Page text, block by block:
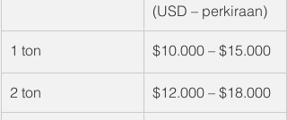
(USD – perkiraan)
1 ton $10.000 – $15.000
2 ton $12.000 – $18.000